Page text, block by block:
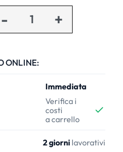
ONLINE:
Immediata
Verifica i
costi
a carrello
2 giorni lavorativi